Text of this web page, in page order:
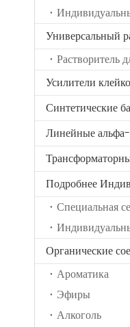
Растворитель
Усилители
Синтетические
Линейные
Органические
Ароматика
Эфиры
Алкоголь